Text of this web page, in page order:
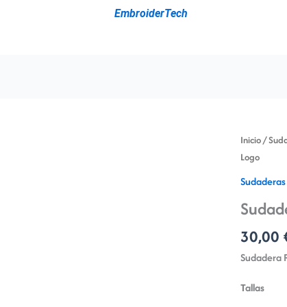
EmbroiderTech
Inicio/
Logo
30,00
Sudadera
Tallas
Sudadera
Rauw
cantidad